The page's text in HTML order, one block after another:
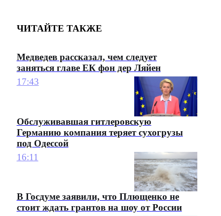
ЧИТАЙТЕ ТАКЖЕ
Медведев рассказал, чем следует
заняться главе ЕК фон дер Ляйен
17:43
Обслуживавшая гитлеровскую
Германию компания теряет сухогрузы
под Одессой
16:11
В Госдуме заявили, что Плющенко не
стоит ждать грантов на шоу от России